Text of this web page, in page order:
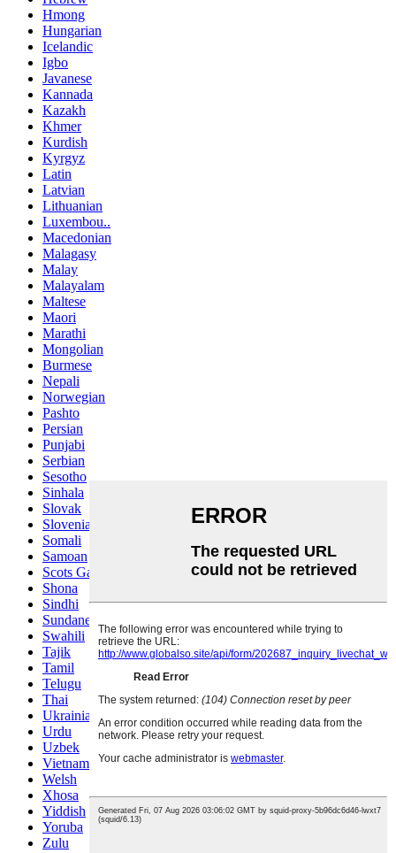
Hmong
Hungarian
Icelandic
Igbo
Javanese
Kannada
Kazakh
Khmer
Kurdish
Kyrgyz
Latin
Latvian
Lithuanian
Luxembou..
Macedonian
Malagasy
Malay
Malayalam
Maltese
Maori
Marathi
Mongolian
Burmese
Nepali
Norwegian
Pashto
Persian
Punjabi
Serbian
Sesotho
Sinhala
Slovak
Slovenian
Somali
Samoan
Scots Gaelic
Shona
Sindhi
Sundanese
Swahili
Tajik
Tamil
Telugu
Thai
Ukrainian
Urdu
Uzbek
Vietnamese
Welsh
Xhosa
Yiddish
Yoruba
Zulu